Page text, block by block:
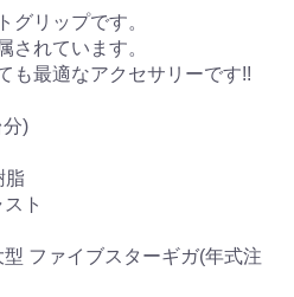
グリップです。
されています。
も最適なアクセサリーです!!
)
脂
ト
ファイブスターギガ(年式注